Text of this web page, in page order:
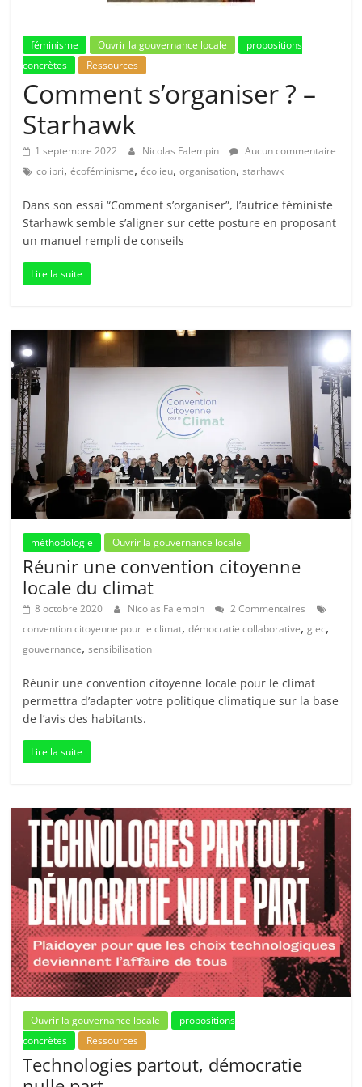
féminisme Ouvrir la gouvernance locale
propositions
concrètes
Ressources
Comment s’organiser ? –
Starhawk
1 septembre 2022 Nicolas Falempin
Aucun commentaire
colibri,écoféminisme,écolieu,organisation,starhawk
Dans son essai “Comment s’organiser”, l’autrice féministe
Starhawk semble s’aligner sur cette posture en proposant
un manuel rempli de conseils
Lire la suite
méthodologie Ouvrir la gouvernance locale
Réunir une convention citoyenne
locale du climat
8 octobre 2020 Nicolas Falempin
2 Commentaires
convention citoyenne pour le climat,démocratie collaborative,giec,
gouvernance,sensibilisation
Réunir une convention citoyenne locale pour le climat
permettra d’adapter votre politique climatique sur la base
de l’avis des habitants.
Lire la suite
Ouvrir la gouvernance locale
propositions
concrètes
Ressources
Technologies partout, démocratie